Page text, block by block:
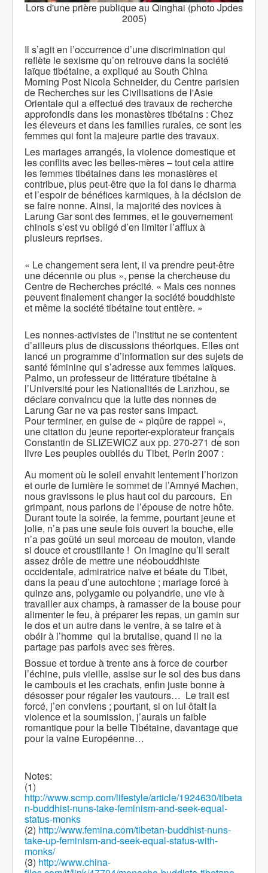
Lors d'une prière publique au Qinghai (photo Jpdes
2005)
Il s’agit en l’occurrence d’une discrimination qui
reflète le sexisme qu’on retrouve dans la société
laïque tibétaine, a expliqué au South China
Morning Post Nicola Schneider, du Centre parisien
de Recherches sur les Civilisations de l'Asie
Orientale qui a effectué des travaux de recherche
approfondis dans les monastères tibétains : Chez
les éleveurs et dans les familles rurales, ce sont les
femmes qui font la majeure partie des travaux.
Les mariages arrangés, la violence domestique et
les conflits avec les belles-mères – tout cela attire
les femmes tibétaines dans les monastères et
contribue, plus peut-être que la foi dans le dharma
et l’espoir de bénéfices karmiques, à la décision de
se faire nonne. Ainsi, la majorité des novices à
Larung Gar sont des femmes, et le gouvernement
chinois s’est vu obligé d’en limiter l’afflux à
plusieurs reprises.
« Le changement sera lent, il va prendre peut-être
une décennie ou plus », pense la chercheuse du
Centre de Recherches précité. « Mais ces nonnes
peuvent finalement changer la société bouddhiste
et même la société tibétaine tout entière. »
Les nonnes-activistes de l’institut ne se contentent
d’ailleurs plus de discussions théoriques. Elles ont
lancé un programme d’information sur des sujets de
santé féminine qui s’adresse aux femmes laïques.
Palmo, un professeur de littérature tibétaine à
l’Université pour les Nationalités de Lanzhou, se
déclare convaincu que la lutte des nonnes de
Larung Gar ne va pas rester sans impact.
Pour terminer, en guise de « piqûre de rappel »,
une citation du jeune reporter-explorateur français
Constantin de SLIZEWICZ aux pp. 270-271 de son
livre Les peuples oubliés du Tibet, Perin 2007 :
Au moment où le soleil envahit lentement l’horizon
et ourle de lumière le sommet de l’Amnyé Machen,
nous gravissons le plus haut col du parcours. En
grimpant, nous parlons de l’épouse de notre hôte.
Durant toute la soirée, la femme, pourtant jeune et
jolie, n’a pas une seule fois ouvert la bouche, elle
n’a pas goûté un seul morceau de mouton, viande
si douce et croustillante ! On imagine qu’il serait
assez drôle de mettre une néobouddhiste
occidentale, admiratrice naïve et béate du Tibet,
dans la peau d’une autochtone ; mariage forcé à
quinze ans, polygamie ou polyandrie, une vie à
travailler aux champs, à ramasser de la bouse pour
alimenter le feu, à préparer les repas, un gamin sur
le dos et un autre dans le ventre, à se taire et à
obéir à l’homme qui la brutalise, quand il ne la
partage pas parfois avec ses frères.
Bossue et tordue à trente ans à force de courber
l’échine, puis vieille, assise sur le sol des bus dans
le cambouis et les crachats, enfin juste bonne à
désosser pour régaler les vautours… Le trait est
forcé, j’en conviens ; pourtant, si on lui ôtait la
violence et la soumission, j’aurais un faible
romantique pour la belle Tibétaine, davantage que
pour la vaine Européenne…
Notes:
(1)
http://www.scmp.com/lifestyle/article/1924630/tibeta
n-buddhist-nuns-take-feminism-and-seek-equal-
status-monks
(2) http://www.femina.com/tibetan-buddhist-nuns-
take-up-feminism-and-seek-equal-status-with-
monks/
(3) http://www.china-